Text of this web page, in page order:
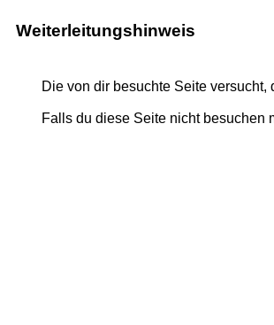
Weiterleitungshinweis
Die von dir besuchte Seite versucht,
Falls du diese Seite nicht besuchen